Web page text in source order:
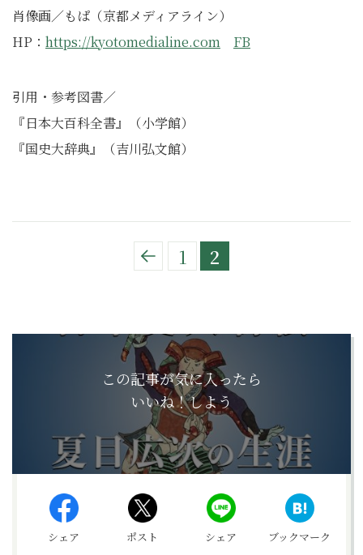
肖像画／もぱ（京都メディアライン）
HP： https://kyotomedialine.com FB
引用・参考図書／
『⽇本⼤百科全書』（⼩学館）
『国史大辞典』（吉川弘文館）
1 2
この記事が気に入ったら
いいね！しよう
シェア ポスト シェア ブックマーク